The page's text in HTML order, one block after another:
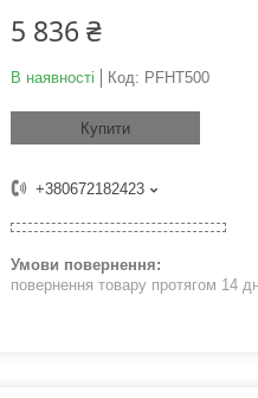
5 836 ₴
В наявності Код: PFHT500
Купити
+380672182423
повернення товару протягом 14